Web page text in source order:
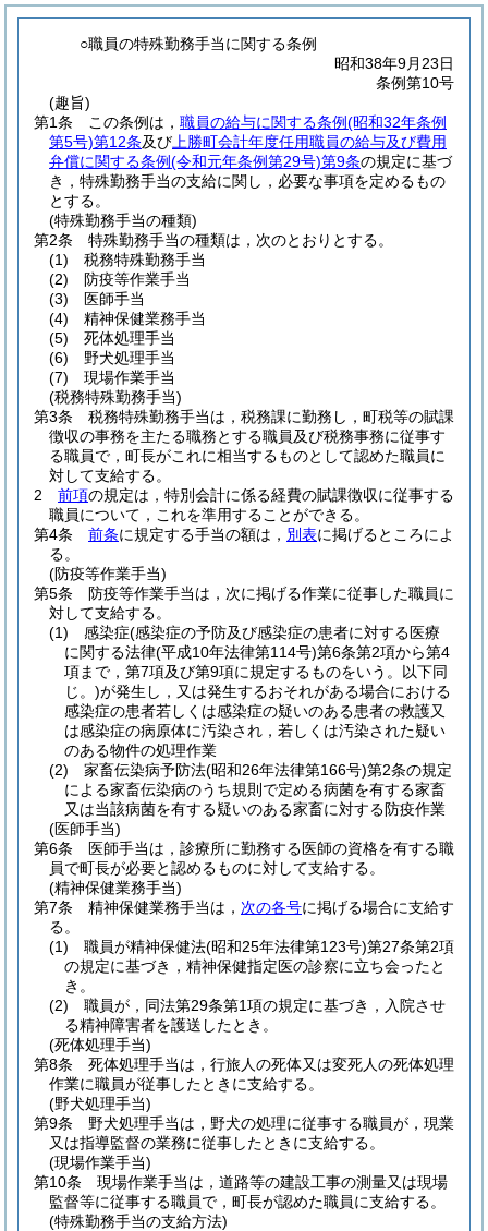
○職員の特殊勤務手当に関する条例
昭和38年9月23日
条例第10号
(趣旨)
第1条
この条例は， 職員の給与に関する条例(昭和32年条例
第5号)第12条及び 上勝町会計年度任用職員の給与及び費用
弁償に関する条例(令和元年条例第29号)第9条の規定に基づ
き，特殊勤務手当の支給に関し，必要な事項を定めるもの
とする。
(特殊勤務手当の種類)
第2条
特殊勤務手当の種類は，次のとおりとする。
(1)
税務特殊勤務手当
(2)
防疫等作業手当
(3)
医師手当
(4)
精神保健業務手当
(5)
死体処理手当
(6)
野犬処理手当
(7)
現場作業手当
(税務特殊勤務手当)
第3条
税務特殊勤務手当は，税務課に勤務し，町税等の賦課
徴収の事務を主たる職務とする職員及び税務事務に従事す
る職員で，町長がこれに相当するものとして認めた職員に
対して支給する。
2
前項の規定は，特別会計に係る経費の賦課徴収に従事する
職員について，これを準用することができる。
第4条
前条に規定する手当の額は， 別表に掲げるところによ
る。
(防疫等作業手当)
第5条
防疫等作業手当は，次に掲げる作業に従事した職員に
対して支給する。
(1)
感染症(感染症の予防及び感染症の患者に対する医療
に関する法律(平成10年法律第114号)第6条第2項から第4
項まで，第7項及び第9項に規定するものをいう。以下同
じ。)が発生し，又は発生するおそれがある場合における
感染症の患者若しくは感染症の疑いのある患者の救護又
は感染症の病原体に汚染され，若しくは汚染された疑い
のある物件の処理作業
(2)
家畜伝染病予防法(昭和26年法律第166号)第2条の規定
による家畜伝染病のうち規則で定める病菌を有する家畜
又は当該病菌を有する疑いのある家畜に対する防疫作業
(医師手当)
第6条
医師手当は，診療所に勤務する医師の資格を有する職
員で町長が必要と認めるものに対して支給する。
(精神保健業務手当)
第7条
精神保健業務手当は， 次の各号に掲げる場合に支給す
る。
(1)
職員が精神保健法(昭和25年法律第123号)第27条第2項
の規定に基づき，精神保健指定医の診察に立ち会ったと
き。
(2)
職員が，同法第29条第1項の規定に基づき，入院させ
る精神障害者を護送したとき。
(死体処理手当)
第8条
死体処理手当は，行旅人の死体又は変死人の死体処理
作業に職員が従事したときに支給する。
(野犬処理手当)
第9条
野犬処理手当は，野犬の処理に従事する職員が，現業
又は指導監督の業務に従事したときに支給する。
(現場作業手当)
第10条
現場作業手当は，道路等の建設工事の測量又は現場
監督等に従事する職員で，町長が認めた職員に支給する。
(特殊勤務手当の支給方法)